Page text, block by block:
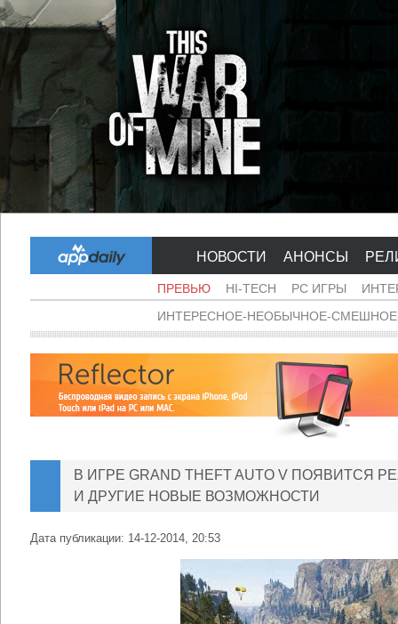
НОВОСТИ АНОНСЫ
ПРЕВЬЮ HI-TECH PC ИГРЫ
ИНТЕРЕСНОЕ-НЕОБЫЧНОЕ-
В ИГРЕ GRAND THEFT AUTO V ПОЯВИТСЯ
И ДРУГИЕ НОВЫЕ ВОЗМОЖНОСТИ
Дата публикации: 14-12-2014, 20:53